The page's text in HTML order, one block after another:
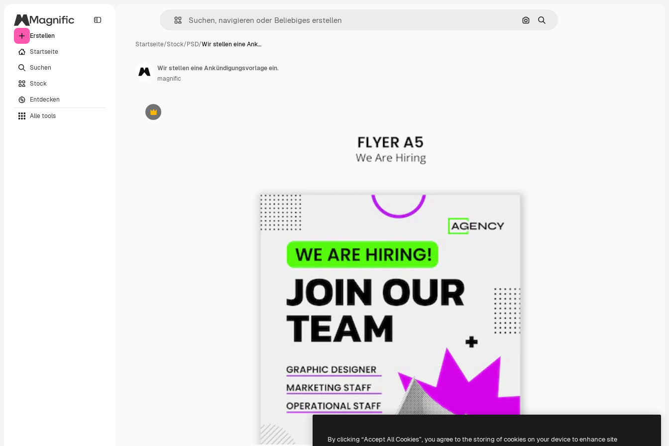
Erstellen
Startseite
Suchen
Stock
Entdecken
Alle tools
Nach Bild suchen
Suchen
Startseite/Stock/PSD/Wir stellen eine Ank…
Premium
Wir stellen eine Ankündigungsvorlage ein.
magnific
By clicking “Accept All Cookies”, you agree to the storing of cookies on your device to enhance site